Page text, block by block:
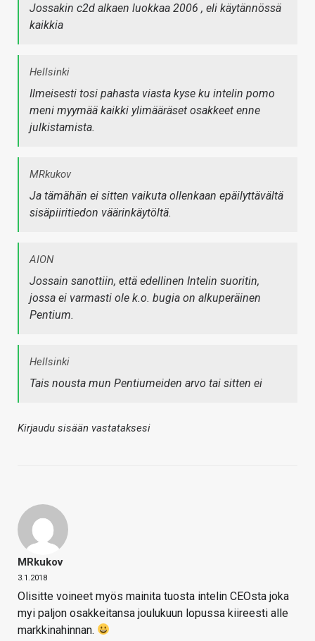
Jossakin c2d alkaen luokkaa 2006 , eli käytännössä
kaikkia
Hellsinki
Ilmeisesti tosi pahasta viasta kyse ku intelin pomo
meni myymää kaikki ylimääräset osakkeet enne
julkistamista.
MRkukov
Ja tämähän ei sitten vaikuta ollenkaan epäilyttävältä
sisäpiiritiedon väärinkäytöltä.
AION
Jossain sanottiin, että edellinen Intelin suoritin,
jossa ei varmasti ole k.o. bugia on alkuperäinen
Pentium.
Hellsinki
Tais nousta mun Pentiumeiden arvo tai sitten ei
Kirjaudu sisään vastataksesi
MRkukov
3.1.2018
Olisitte voineet myös mainita tuosta intelin CEOsta joka
myi paljon osakkeitansa joulukuun lopussa kiireesti alle
markkinahinnan.